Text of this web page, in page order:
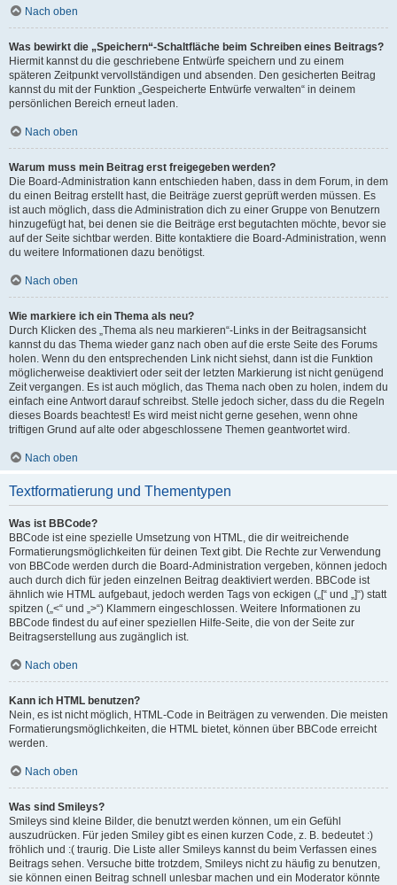
Nach oben
Was bewirkt die „Speichern“-Schaltfläche beim Schreiben eines Beitrags?
Hiermit kannst du die geschriebene Entwürfe speichern und zu einem
späteren Zeitpunkt vervollständigen und absenden. Den gesicherten Beitrag
kannst du mit der Funktion „Gespeicherte Entwürfe verwalten“ in deinem
persönlichen Bereich erneut laden.
Nach oben
Warum muss mein Beitrag erst freigegeben werden?
Die Board-Administration kann entschieden haben, dass in dem Forum, in dem
du einen Beitrag erstellt hast, die Beiträge zuerst geprüft werden müssen. Es
ist auch möglich, dass die Administration dich zu einer Gruppe von Benutzern
hinzugefügt hat, bei denen sie die Beiträge erst begutachten möchte, bevor sie
auf der Seite sichtbar werden. Bitte kontaktiere die Board-Administration, wenn
du weitere Informationen dazu benötigst.
Nach oben
Wie markiere ich ein Thema als neu?
Durch Klicken des „Thema als neu markieren“-Links in der Beitragsansicht
kannst du das Thema wieder ganz nach oben auf die erste Seite des Forums
holen. Wenn du den entsprechenden Link nicht siehst, dann ist die Funktion
möglicherweise deaktiviert oder seit der letzten Markierung ist nicht genügend
Zeit vergangen. Es ist auch möglich, das Thema nach oben zu holen, indem du
einfach eine Antwort darauf schreibst. Stelle jedoch sicher, dass du die Regeln
dieses Boards beachtest! Es wird meist nicht gerne gesehen, wenn ohne
triftigen Grund auf alte oder abgeschlossene Themen geantwortet wird.
Nach oben
Textformatierung und Thementypen
Was ist BBCode?
BBCode ist eine spezielle Umsetzung von HTML, die dir weitreichende
Formatierungsmöglichkeiten für deinen Text gibt. Die Rechte zur Verwendung
von BBCode werden durch die Board-Administration vergeben, können jedoch
auch durch dich für jeden einzelnen Beitrag deaktiviert werden. BBCode ist
ähnlich wie HTML aufgebaut, jedoch werden Tags von eckigen („[“ und „]“) statt
spitzen („<“ und „>“) Klammern eingeschlossen. Weitere Informationen zu
BBCode findest du auf einer speziellen Hilfe-Seite, die von der Seite zur
Beitragserstellung aus zugänglich ist.
Nach oben
Kann ich HTML benutzen?
Nein, es ist nicht möglich, HTML-Code in Beiträgen zu verwenden. Die meisten
Formatierungsmöglichkeiten, die HTML bietet, können über BBCode erreicht
werden.
Nach oben
Was sind Smileys?
Smileys sind kleine Bilder, die benutzt werden können, um ein Gefühl
auszudrücken. Für jeden Smiley gibt es einen kurzen Code, z. B. bedeutet :)
fröhlich und :( traurig. Die Liste aller Smileys kannst du beim Verfassen eines
Beitrags sehen. Versuche bitte trotzdem, Smileys nicht zu häufig zu benutzen,
sie können einen Beitrag schnell unlesbar machen und ein Moderator könnte